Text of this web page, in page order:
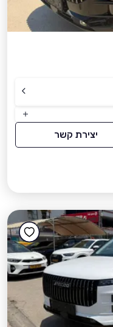
יצירת קשר